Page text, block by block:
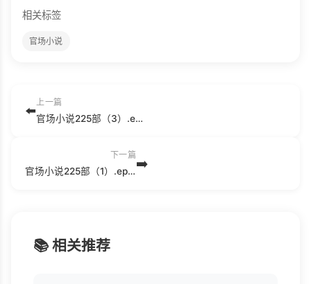
相关标签
官场小说
⬅️
上一篇
官场小说225部（3）.epub
下一篇
官场小说225部（1）.epub➡️
📚 相关推荐